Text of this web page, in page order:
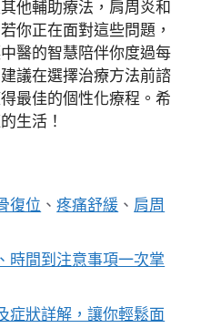
他輔助療法，肩周炎和
你正在面對這些問題，
醫的智慧陪伴你度過每
議在選擇治療方法前諮
最佳的個性化療程。希
生活！
復位 、疼痛舒緩 、 肩周
時間到注意事項一次掌
症狀詳解，讓你輕鬆面